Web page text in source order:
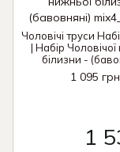
Чоловічі труси
| Набір
білизни -
1 095 грн
1